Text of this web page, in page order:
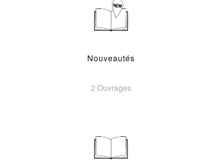
Nouveautés
2 Ouvrages